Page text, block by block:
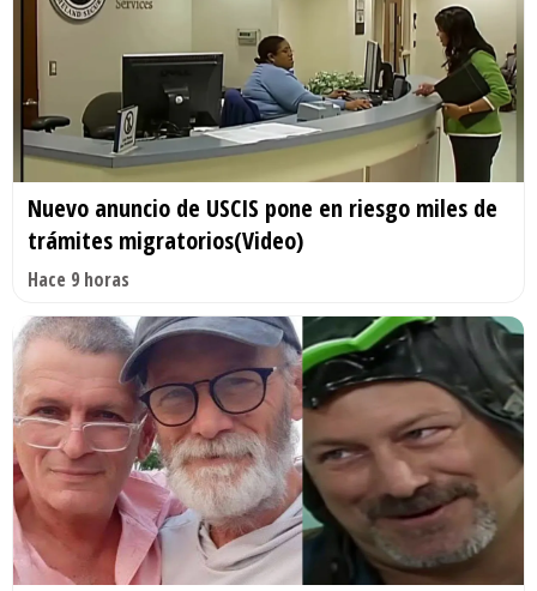
Nuevo anuncio de USCIS pone en riesgo miles de
trámites migratorios(Video)
Hace 9 horas